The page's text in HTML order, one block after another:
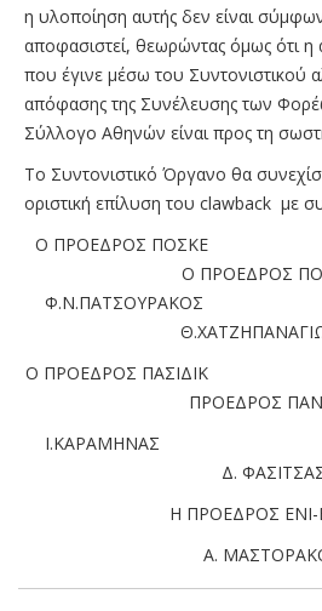
η υλοποίηση αυτής δεν είναι
αποφασιστεί, θεωρώντας όμως ότι
που έγινε μέσω του Συντονιστικού
απόφασης της Συνέλευσης των
Σύλλογο Αθηνών είναι προς τη
Το Συντονιστικό Όργανο θα
οριστική επίλυση του clawback με
Ο
Ο ΠΡΟΕΔΡΟΣ
Ο ΠΡΟΕΔΡΟΣ
ΠΡΟΕΔΡΟΣ
Δ.
Η ΠΡΟΕΔΡΟΣ
Α.